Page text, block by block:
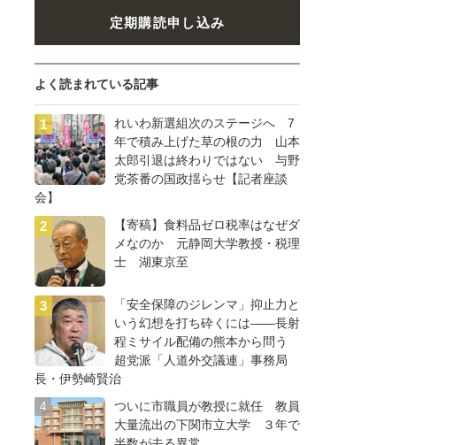
定期購読申し込み
よく読まれている記事
れいわ新選組次のステージへ 7
年で積み上げた草の根の力 山本
太郎引退は終わりではない 与野
党茶番の国政揺らせ【記者座談
会】
【寄稿】食料品ゼロ税率はなぜダ
メなのか 元静岡大学教授・税理
士 湖東京至
「安全保障のジレンマ」抑止力と
いう幻想を打ち砕くには――長射
程ミサイル配備の熊本から問う
超党派「人道外交議連」事務局
長・伊勢崎賢治
ついに市職員が教授に就任 教員
大量流出の下関市立大学 ３年で